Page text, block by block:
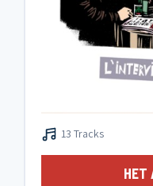
13 Tracks
HET